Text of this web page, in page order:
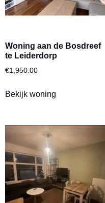
Woning aan de Bosdreef
te Leiderdorp
€1,950.00
Bekijk woning